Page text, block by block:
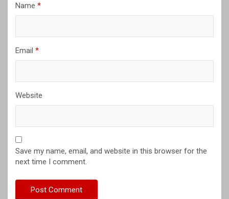
Name *
Email *
Website
Save my name, email, and website in this browser for the
next time I comment.